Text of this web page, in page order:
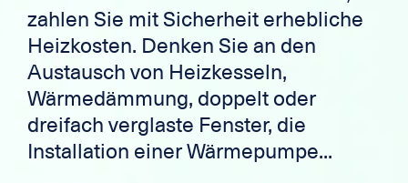
zahlen Sie mit Sicherheit erhebliche
Heizkosten. Denken Sie an den
Austausch von Heizkesseln,
Wärmedämmung, doppelt oder
dreifach verglaste Fenster, die
Installation einer Wärmepumpe...